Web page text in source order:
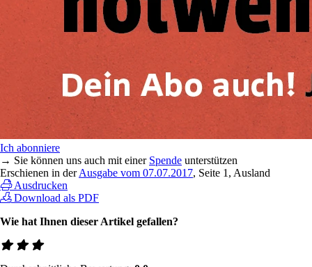
Ich abonniere
→ Sie können uns auch mit einer Spende unterstützen
Erschienen in derAusgabe vom 07.07.2017, Seite 1, Ausland
Ausdrucken
Download als PDF
Wie hat Ihnen dieser Artikel gefallen?